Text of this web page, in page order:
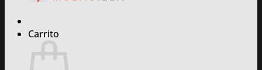
Carrito